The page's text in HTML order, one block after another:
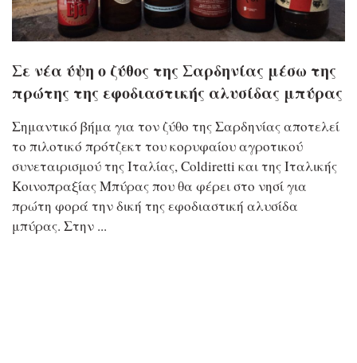
Σε νέα ύψη ο ζύθος της Σαρδηνίας μέσω της
πρώτης της εφοδιαστικής αλυσίδας μπύρας
Σημαντικό βήμα για τον ζύθο της Σαρδηνίας αποτελεί
το πιλοτικό πρότζεκτ του κορυφαίου αγροτικού
συνεταιρισμού της Ιταλίας, Coldiretti και της Ιταλικής
Κοινοπραξίας Μπύρας που θα φέρει στο νησί για
πρώτη φορά την δική της εφοδιαστική αλυσίδα
μπύρας. Στην ...